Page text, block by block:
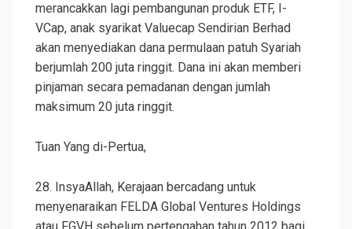
merancakkan lagi pembangunan produk ETF, I-
VCap, anak syarikat Valuecap Sendirian Berhad
akan menyediakan dana permulaan patuh Syariah
berjumlah 200 juta ringgit. Dana ini akan memberi
pinjaman secara pemadanan dengan jumlah
maksimum 20 juta ringgit.
Tuan Yang di-Pertua,
28. InsyaAllah, Kerajaan bercadang untuk
menyenaraikan FELDA Global Ventures Holdings